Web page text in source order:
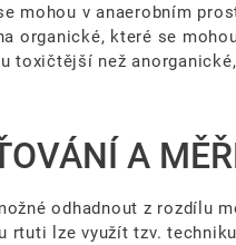
mohou v anaerobním
organické, které se
toxičtější než
A
odhadnout z rozdílu
rtuti lze využít tzv.